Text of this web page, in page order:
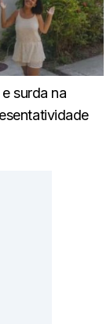
surda na